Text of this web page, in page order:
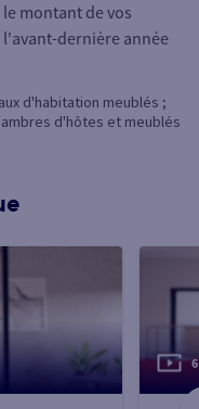
montant de vos
dernière année
d'habitation meublés ;
d'hôtes et meublés